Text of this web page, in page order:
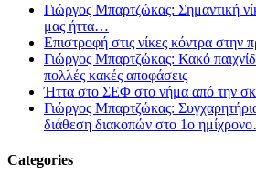
Γιώργος Μπαρτζώκας: Σημαντική
μας ήττα…
Επιστροφή στις νίκες κόντρα
Γιώργος Μπαρτζώκας: Κακό
πολλές κακές αποφάσεις
Ήττα στο ΣΕΦ στο νήμα από την
Γιώργος Μπαρτζώκας:
διάθεση διακοπών στο 1ο
Categories